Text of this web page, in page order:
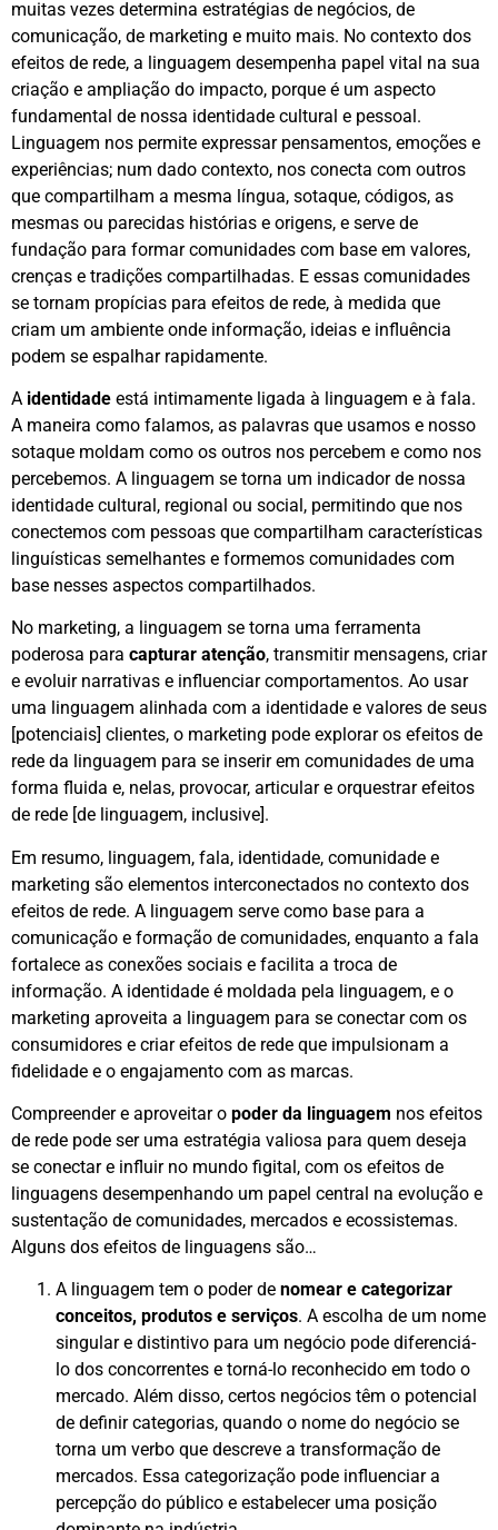
muitas vezes determina estratégias de negócios, de
comunicação, de marketing e muito mais. No contexto dos
efeitos de rede, a linguagem desempenha papel vital na sua
criação e ampliação do impacto, porque é um aspecto
fundamental de nossa identidade cultural e pessoal.
Linguagem nos permite expressar pensamentos, emoções e
experiências; num dado contexto, nos conecta com outros
que compartilham a mesma língua, sotaque, códigos, as
mesmas ou parecidas histórias e origens, e serve de
fundação para formar comunidades com base em valores,
crenças e tradições compartilhadas. E essas comunidades
se tornam propícias para efeitos de rede, à medida que
criam um ambiente onde informação, ideias e influência
podem se espalhar rapidamente.
A identidade está intimamente ligada à linguagem e à fala.
A maneira como falamos, as palavras que usamos e nosso
sotaque moldam como os outros nos percebem e como nos
percebemos. A linguagem se torna um indicador de nossa
identidade cultural, regional ou social, permitindo que nos
conectemos com pessoas que compartilham características
linguísticas semelhantes e formemos comunidades com
base nesses aspectos compartilhados.
No marketing, a linguagem se torna uma ferramenta
poderosa para capturar atenção, transmitir mensagens, criar
e evoluir narrativas e influenciar comportamentos. Ao usar
uma linguagem alinhada com a identidade e valores de seus
[potenciais] clientes, o marketing pode explorar os efeitos de
rede da linguagem para se inserir em comunidades de uma
forma fluida e, nelas, provocar, articular e orquestrar efeitos
de rede [de linguagem, inclusive].
Em resumo, linguagem, fala, identidade, comunidade e
marketing são elementos interconectados no contexto dos
efeitos de rede. A linguagem serve como base para a
comunicação e formação de comunidades, enquanto a fala
fortalece as conexões sociais e facilita a troca de
informação. A identidade é moldada pela linguagem, e o
marketing aproveita a linguagem para se conectar com os
consumidores e criar efeitos de rede que impulsionam a
fidelidade e o engajamento com as marcas.
Compreender e aproveitar o poder da linguagem nos efeitos
de rede pode ser uma estratégia valiosa para quem deseja
se conectar e influir no mundo figital, com os efeitos de
linguagens desempenhando um papel central na evolução e
sustentação de comunidades, mercados e ecossistemas.
Alguns dos efeitos de linguagens são…
A linguagem tem o poder de nomear e categorizar
conceitos, produtos e serviços. A escolha de um nome
singular e distintivo para um negócio pode diferenciá-
lo dos concorrentes e torná-lo reconhecido em todo o
mercado. Além disso, certos negócios têm o potencial
de definir categorias, quando o nome do negócio se
torna um verbo que descreve a transformação de
mercados. Essa categorização pode influenciar a
percepção do público e estabelecer uma posição